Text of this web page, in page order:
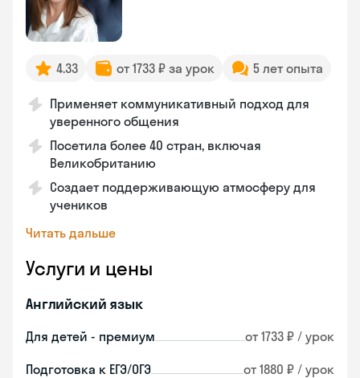
4.33 от 1733 ₽ за урок 5 лет опыта
Применяет коммуникативный подход для
уверенного общения
Посетила более 40 стран, включая
Великобританию
Создает поддерживающую атмосферу для
учеников
Читать дальше
Услуги и цены
Английский язык
Для детей - премиум от 1733 ₽ / урок
Подготовка к ЕГЭ/ОГЭ от 1880 ₽ / урок